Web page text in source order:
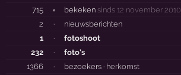
715
× bekeken sinds 12 november 2010
2
·
nieuwsberichten
1
·
fotoshoot
232
·
foto's
1366
· bezoekers · herkomst